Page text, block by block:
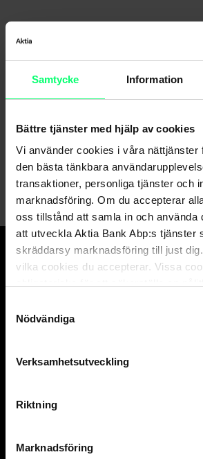
Samtycke Information
Bättre tjänster med hjälp av cookies
Vi använder cookies i våra nättjänster
den bästa tänkbara
transaktioner, personliga tjänster och
marknadsföring. Om du accepterar
oss tillstånd att samla in och använda
att utveckla Aktia Bank Abp:s tjänster
skräddarsy marknadsföring till just
vilka cookies du accepterar. Vissa
Nödvändiga
Verksamhetsutveckling
Riktning
Marknadsföring
Hittar du inte det
Kundservice
Skicka ett meddelande till oss
Den goda banken.
kapitalförvaltaren.
Kundservice
vard. 8-18
Företagskunder